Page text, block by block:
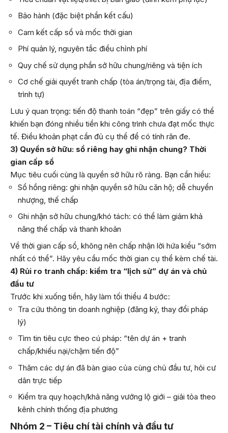
Bảo hành (đặc biệt phần kết cấu)
Cam kết cấp sổ và mốc thời gian
Phí quản lý, nguyên tắc điều chỉnh phí
Quy chế sử dụng phần sở hữu chung/riêng và tiện ích
Cơ chế giải quyết tranh chấp (tòa án/trọng tài, địa điểm,
trình tự)
Lưu ý quan trọng: tiến độ thanh toán “đẹp” trên giấy có thể
khiến bạn đóng nhiều tiền khi công trình chưa đạt mốc thực
tế. Điều khoản phạt cần đủ cụ thể để có tính răn đe.
3) Quyền sở hữu: sổ riêng hay ghi nhận chung? Thời
gian cấp sổ
Mục tiêu cuối cùng là quyền sở hữu rõ ràng. Bạn cần hiểu:
Sổ hồng riêng: ghi nhận quyền sở hữu căn hộ; dễ chuyển
nhượng, thế chấp
Ghi nhận sở hữu chung/khó tách: có thể làm giảm khả
năng thế chấp và thanh khoản
Về thời gian cấp sổ, không nên chấp nhận lời hứa kiểu “sớm
nhất có thể”. Hãy yêu cầu mốc thời gian cụ thể kèm chế tài.
4) Rủi ro tranh chấp: kiểm tra “lịch sử” dự án và chủ
đầu tư
Trước khi xuống tiền, hãy làm tối thiểu 4 bước:
Tra cứu thông tin doanh nghiệp (đăng ký, thay đổi pháp
lý)
Tìm tin tiêu cực theo cú pháp: “tên dự án + tranh
chấp/khiếu nại/chậm tiến độ”
Thăm các dự án đã bàn giao của cùng chủ đầu tư, hỏi cư
dân trực tiếp
Kiểm tra quy hoạch/khả năng vướng lộ giới – giải tỏa theo
kênh chính thống địa phương
Nhóm 2 – Tiêu chí tài chính và đầu tư